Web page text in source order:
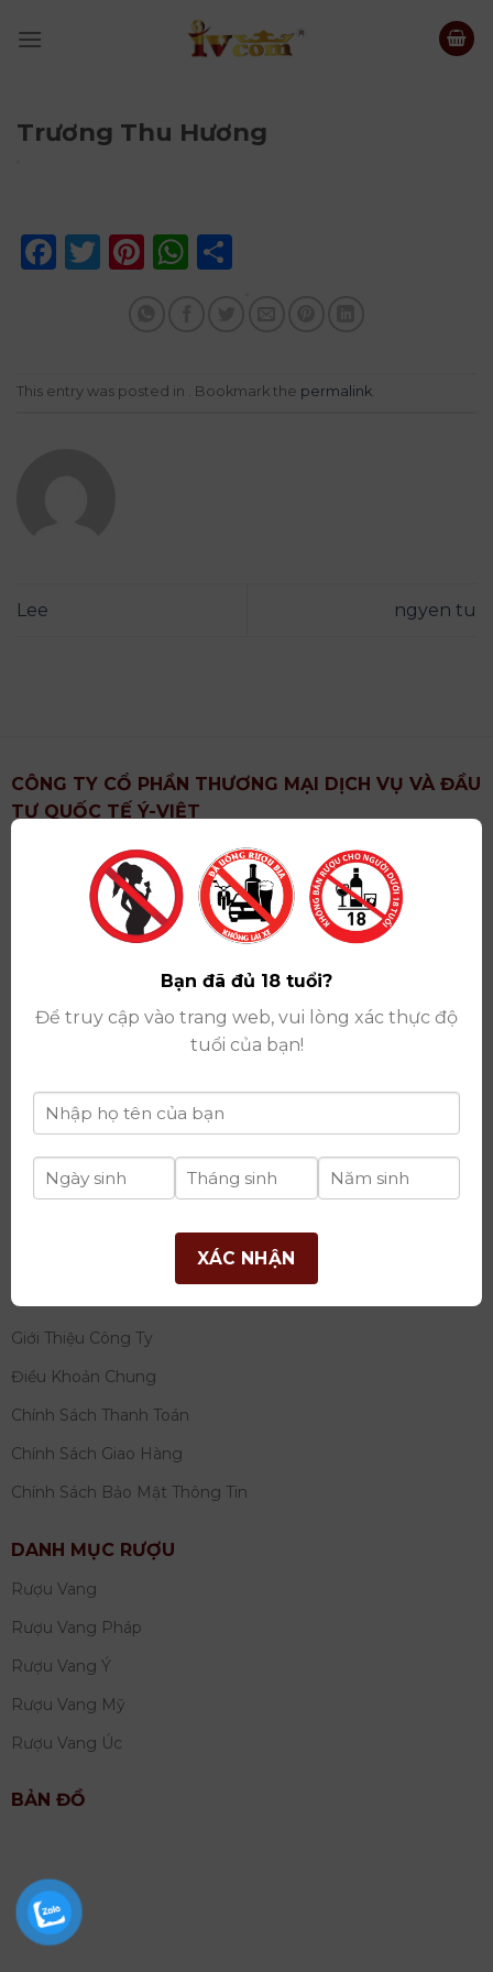
Trương Thu Hương
Facebook
Twitter
Pinterest
WhatsApp
This entry was posted in . Bookmark the permalink.
Lee ngyen tu
CÔNG TY CỔ PHẦN THƯƠNG MẠI DỊCH VỤ VÀ ĐẦU
TƯ QUỐC TẾ Ý-VIỆT
: Khu 6, Xã Hoài Đức, Thành Phố Hà Nội
Showroom: Số 09 Phố Liễu Giai, Phường Ngọc Hà,
Thành Phố Hà Nội
Giấy ĐKKD số: 0102751615 do Sở Tài Chính Thành
Phố Hà Nội cấp lần đầu ngày 07/05/2008,đăng ký
thay đổi lần thứ 17 ngày 06/08/2025
Giấy phép Phân Phối Rượu số : 529/GP-BCT do Bộ
Công Thương cấp ngày 14/11/2022
Ngân hàng:Ngân hàng TMCP Đầu tư và phát triển
Việt Nam (BIDV)
tư quốc tế Ý-Việt
Tây Hồ, TP Hà Nội
THÔNG TIN
Giới Thiệu Công Ty
Điều Khoản Chung
Chính Sách Thanh Toán
Chính Sách Giao Hàng
Chính Sách Bảo Mật Thông Tin
DANH MỤC RƯỢU
Rượu Vang
Rượu Vang Pháp
Rượu Vang Ý
Rượu Vang Mỹ
Rượu Vang Úc
BẢN ĐỒ
Bạn đã đủ 18 tuổi?
Để truy cập vào trang web, vui lòng xác thực độ
tuổi của bạn!
XÁC NHẬN